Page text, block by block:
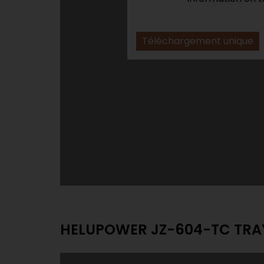
Téléchargement unique
HELUPOWER JZ-604-TC